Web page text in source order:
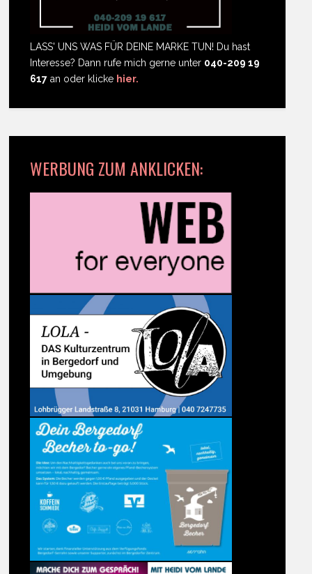
LASS' UNS WAS FÜR DEINE MARKE TUN! Du hast
Interesse? Dann rufe mich gerne unter 040-209 19
617 an oder klicke hier.
WERBUNG ZUM ANKLICKEN: